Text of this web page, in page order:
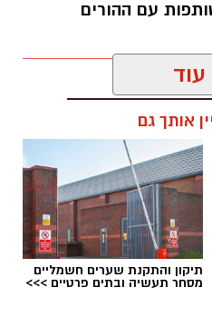
עם ההורים
רמון
אותך גם
תיקון והתקנת שערים חשמליים
מסחר תעשיה ובתים פרטיים >>>